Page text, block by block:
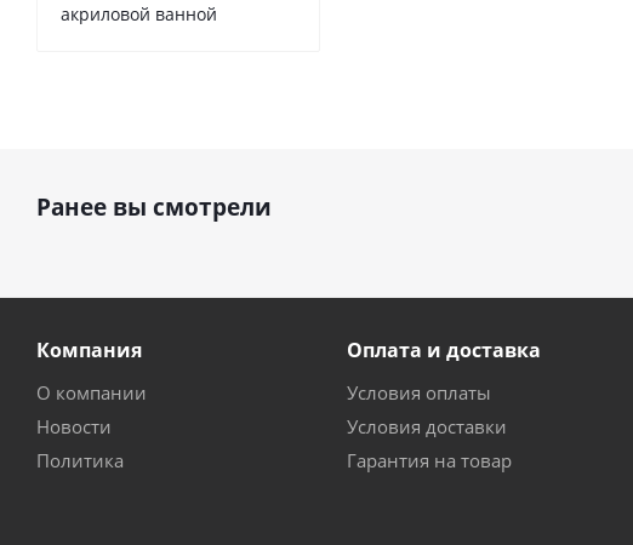
акриловой ванной
Ранее вы смотрели
Компания
О компании
Новости
Политика
Оплата и доставка
Условия оплаты
Условия доставки
Гарантия на товар